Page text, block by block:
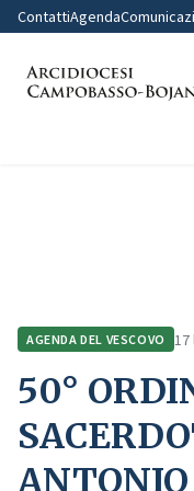
ContattiAgenda
AGENDA DEL VESCOVO
50°